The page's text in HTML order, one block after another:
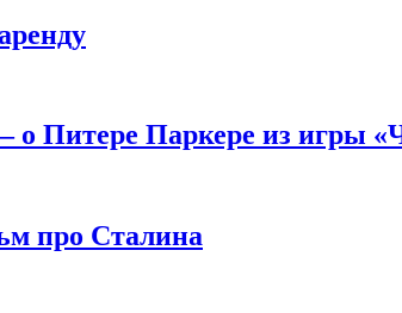
Питере Паркере из игры
про Сталина